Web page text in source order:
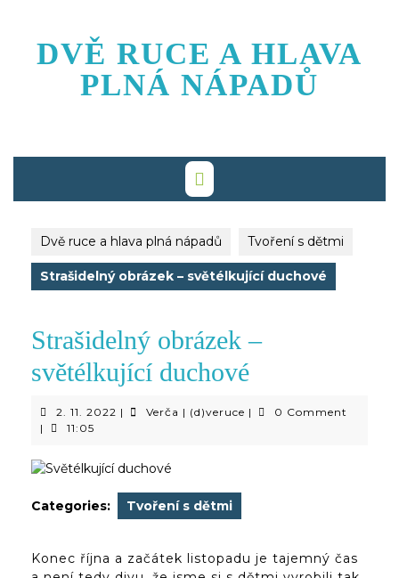
content
DVĚ RUCE A HLAVA
PLNÁ NÁPADŮ
Dvě ruce a hlava plná nápadů Tvoření s dětmi
Strašidelný obrázek – světélkující duchové
Strašidelný obrázek –
světélkující duchové
2. 11. 2022 2.| Verča | (d)veruce Verča
|
0 Comment
|
11:05
Categories: Tvoření s dětmi
Konec října a začátek listopadu je tajemný čas